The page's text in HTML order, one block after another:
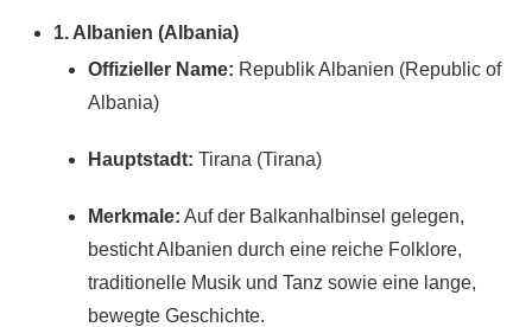
1. Albanien (Albania)
Offizieller Name: Republik Albanien (Republic of
Albania)
Hauptstadt: Tirana (Tirana)
Merkmale: Auf der Balkanhalbinsel gelegen,
besticht Albanien durch eine reiche Folklore,
traditionelle Musik und Tanz sowie eine lange,
bewegte Geschichte.